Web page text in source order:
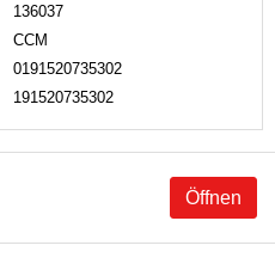
136037
CCM
0191520735302
191520735302
Öffnen